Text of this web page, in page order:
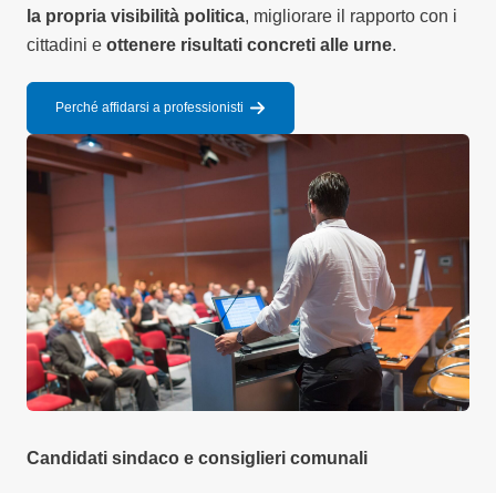
la propria visibilità politica, migliorare il rapporto con i
cittadini e ottenere risultati concreti alle urne.
Perché affidarsi a professionisti
Candidati sindaco e consiglieri comunali